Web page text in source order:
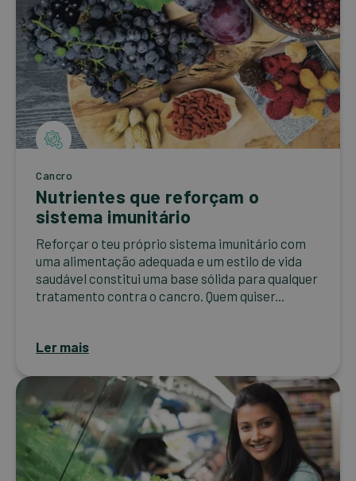
Cancro
Nutrientes que reforçam o
sistema imunitário
Reforçar o teu próprio sistema imunitário com
uma alimentação adequada e um estilo de vida
saudável constitui uma base sólida para qualquer
tratamento contra o cancro. Quem quiser...
Ler mais